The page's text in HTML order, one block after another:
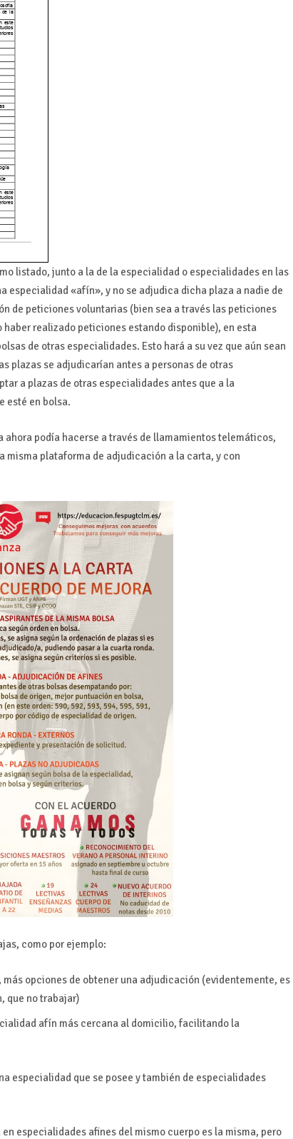
listado, junto a la de la especialidad o especialidades en las
especialidad «afín», y no se adjudica dicha plaza a nadie de
de peticiones voluntarias (bien sea a través las peticiones
realizado peticiones estando disponible), en esta
de otras especialidades. Esto hará a su vez que aún sean
plazas se adjudicarían antes a personas de otras
a plazas de otras especialidades antes que a la
esté en bolsa.
podía hacerse a través de llamamientos telemáticos,
misma plataforma de adjudicación a la carta, y con
como por ejemplo:
opciones de obtener una adjudicación (evidentemente, es
que no trabajar)
afín más cercana al domicilio, facilitando la
especialidad que se posee y también de especialidades
especialidades afines del mismo cuerpo es la misma, pero